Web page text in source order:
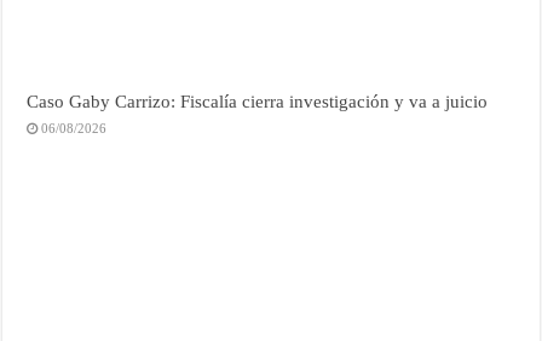
Caso Gaby Carrizo: Fiscalía cierra investigación y va a juicio
06/08/2026